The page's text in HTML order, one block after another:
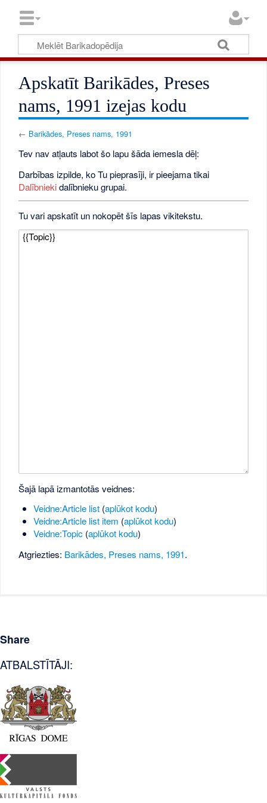
Apskatīt Barikādes, Preses
nams, 1991 izejas kodu
← Barikādes, Preses nams, 1991
Tev nav atļauts labot šo lapu šāda iemesla dēļ:
Darbības izpilde, ko Tu pieprasīji, ir pieejama tikai
Dalībniekidalībnieku grupai.
Tu vari apskatīt un nokopēt šīs lapas vikitekstu.
Šajā lapā izmantotās veidnes:
Veidne:Article list(aplūkot kodu)
Veidne:Article list item (aplūkot kodu)
Veidne:Topic(aplūkot kodu)
Atgriezties: Barikādes, Preses nams, 1991.
Share
ATBALSTĪTĀJI: